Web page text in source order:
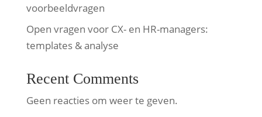
voorbeeldvragen
Open vragen voor CX- en HR-managers:
templates & analyse
Recent Comments
Geen reacties om weer te geven.